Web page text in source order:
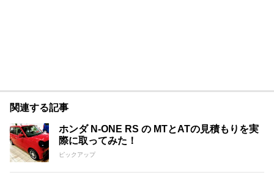
関連する記事
ホンダ N-ONE RS の MTとATの見積もりを実
際に取ってみた！
ピックアップ